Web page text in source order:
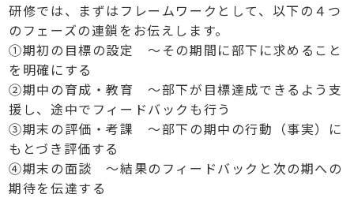
研修では、まずはフレームワークとして、以下の４つ
のフェーズの連鎖をお伝えします。
①期初の目標の設定 ～その期間に部下に求めること
を明確にする
②期中の育成・教育 ～部下が目標達成できるよう支
援し、途中でフィードバックも行う
③期末の評価・考課 ～部下の期中の行動（事実）に
もとづき評価する
④期末の面談 ～結果のフィードバックと次の期への
期待を伝達する